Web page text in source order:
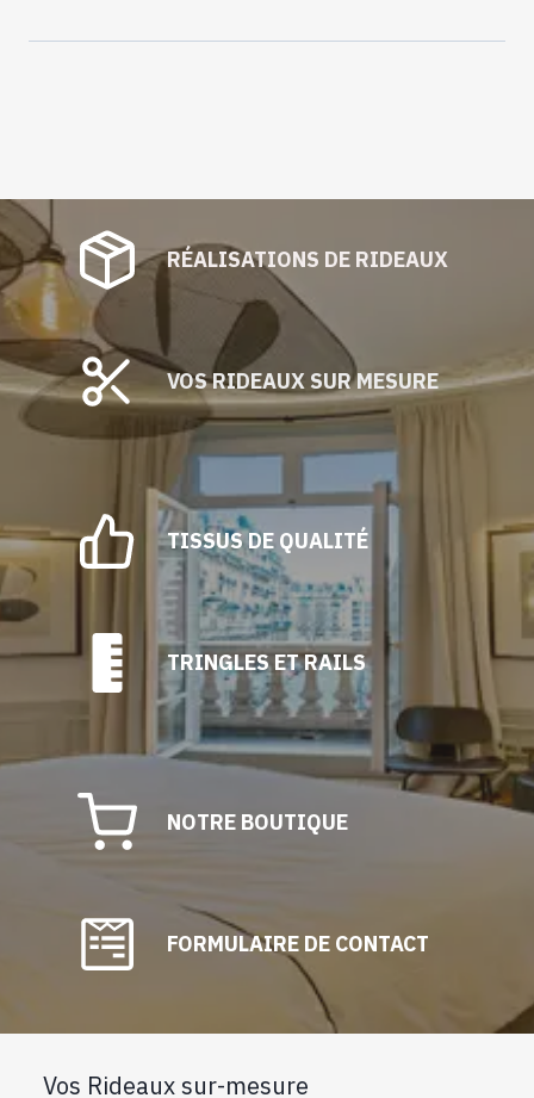
RÉALISATIONS DE RIDEAUX
VOS RIDEAUX SUR MESURE
TISSUS DE QUALITÉ
TRINGLES ET RAILS
NOTRE BOUTIQUE
FORMULAIRE DE CONTACT
Vos Rideaux sur-mesure